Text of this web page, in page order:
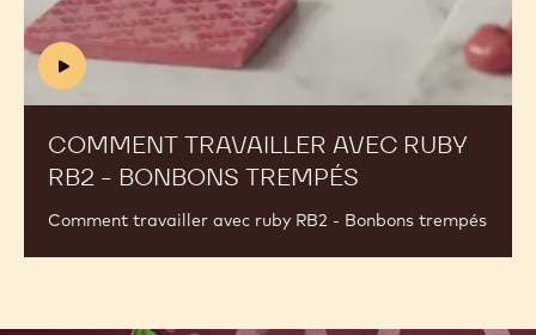
(includes
COMMENT TRAVAILLER AVEC RUBY
RB2 - BONBONS TREMPÉS
VIDEO)
Comment travailler avec ruby RB2 - Bonbons trempés